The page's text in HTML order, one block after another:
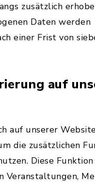
zusätzlich
Daten werden
einer Frist von
auf
auf unserer
die zusätzlichen
Diese
Veranstaltungen,